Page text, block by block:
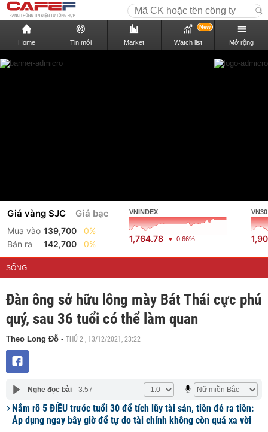
Home Tin mới Market Watch list
New
Mở rộng
Giá vàng SJC Giá bạc
Mua vào 139,700
0%
Bán ra
142,700 0%
VNINDEX
1,764.78 -0.66%
VN30
SỐNG
Đàn ông sở hữu lông mày Bát Thái cực phú
quý, sau 36 tuổi có thể làm quan
Theo Long Đỗ - THỨ 2 , 13/12/2021, 23:22
Nghe đọc bài 3:57
Nắm rõ 5 ĐIỀU trước tuổi 30 để tích lũy tài sản, tiền đẻ ra tiền:
Áp dụng ngay bây giờ để tự do tài chính không còn quá xa vời